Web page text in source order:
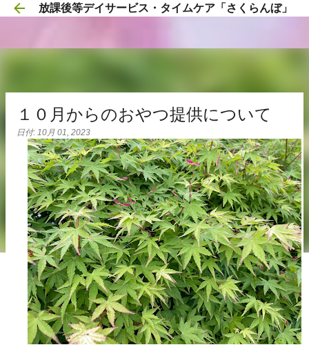
スキップしてメイン コンテンツに移動
放課後等デイサービス・タイムケア「さくらんぼ」
１０月からのおやつ提供について
日付: 10月 01, 2023